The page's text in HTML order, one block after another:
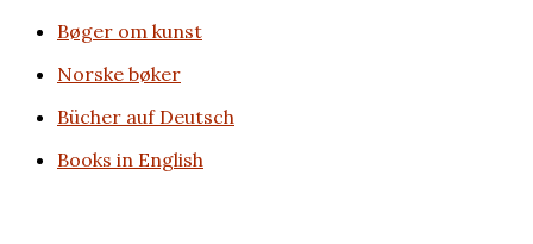
Bøger om kunst
Norske bøker
Bücher auf Deutsch
Books in English